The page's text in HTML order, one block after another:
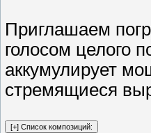
Приглашаем
голосом целого
аккумулирует
стремящиеся